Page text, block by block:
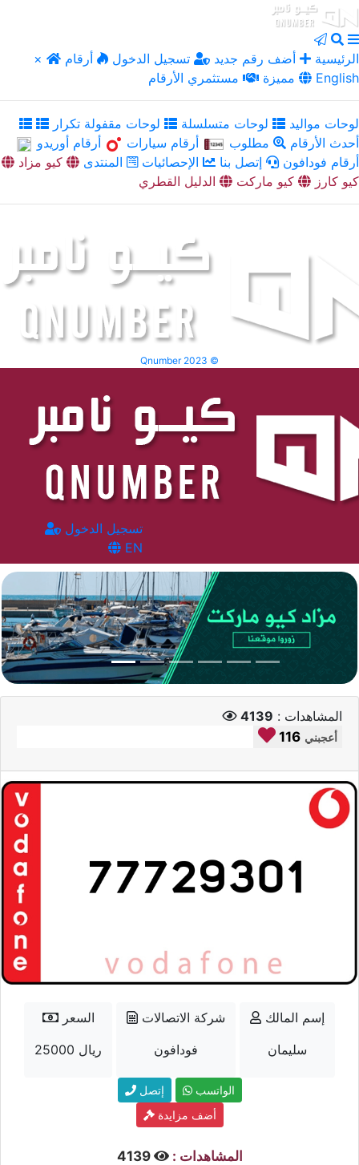
× الرئيسية أضف رقم جديد تسجيل الدخول
أرقام
مميزة
مستثمري الأرقام English
لوحات مواليد لوحات متسلسلة
لوحات مقفولة تكرار
أحدث الأرقام
مطلوب أرقام سيارات
أرقام أوريدو
أرقام فودافون
إتصل بنا الإحصائيات المنتدى
كيو مزاد
كيو كارز
كيو ماركت الدليل القطري
Qnumber 2023 ©
تسجيل الدخول
EN
المشاهدات : 4139
116 أعجبني
السعر
25000 ريال
شركة الاتصالات
فودافون
إسم المالك
سليمان
إتصل
الواتسب
أضف مزايدة
المشاهدات : 4139